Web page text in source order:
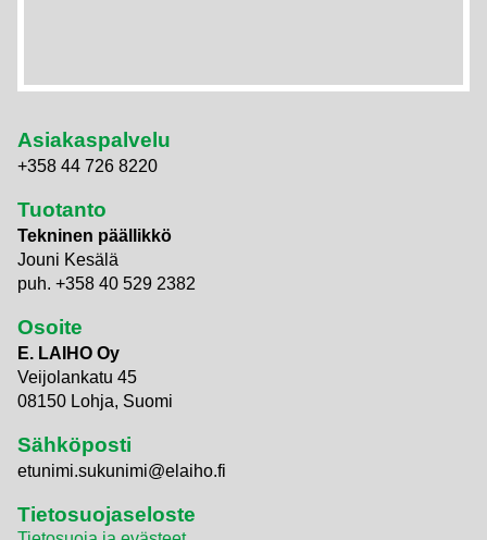
Asiakaspalvelu
+358 44 726 8220
Tuotanto
Tekninen päällikkö
Jouni Kesälä
puh. +358 40 529 2382
Osoite
E. LAIHO Oy
Veijolankatu 45
08150 Lohja, Suomi
Sähköposti
etunimi.sukunimi@elaiho.fi
Tietosuojaseloste